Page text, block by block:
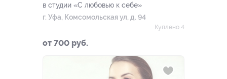
в студии «С любовью к себе»
г. Уфа, Комсомольская ул, д. 94
от 700 руб.
Куплено 4